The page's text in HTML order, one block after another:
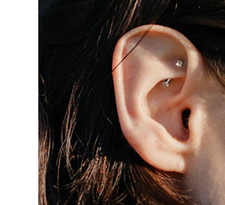
Dermal
Helix
Orelha
Septo
Ouro 14k
Fake Piercings
Labret